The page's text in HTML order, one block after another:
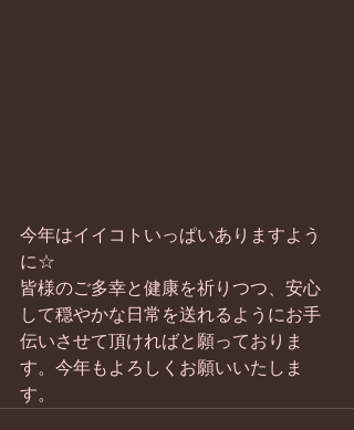
今年はイイコトいっぱいありますよう
に☆
皆様のご多幸と健康を祈りつつ、安心
して穏やかな日常を送れるようにお手
伝いさせて頂ければと願っておりま
す。今年もよろしくお願いいたしま
す。